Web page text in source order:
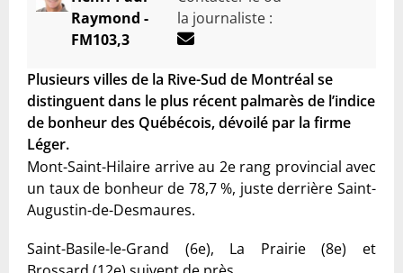
Raymond -
FM103,3
la journaliste :
Plusieurs villes de la Rive-Sud de Montréal se
distinguent dans le plus récent palmarès de l’indice
de bonheur des Québécois, dévoilé par la firme
Léger.
Mont-Saint-Hilaire arrive au 2e rang provincial avec
un taux de bonheur de 78,7 %, juste derrière Saint-
Augustin-de-Desmaures.
Saint-Basile-le-Grand (6e), La Prairie (8e) et